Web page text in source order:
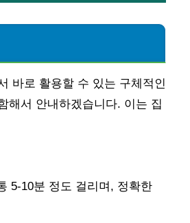
바로 활용할 수 있는 구체적인
해서 안내하겠습니다. 이는 집
5-10분 정도 걸리며, 정확한